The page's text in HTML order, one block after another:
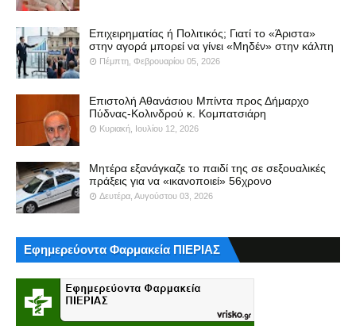
Επιχειρηματίας ή Πολιτικός; Γιατί το «Άριστα»
στην αγορά μπορεί να γίνει «Μηδέν» στην κάλπη
Πέμπτη, Φεβρουαρίου 05, 2026
Επιστολή Αθανάσιου Μπίντα προς Δήμαρχο
Πύδνας-Κολινδρού κ. Κομπατσιάρη
Κυριακή, Ιουλίου 12, 2026
Μητέρα εξανάγκαζε το παιδί της σε σεξουαλικές
πράξεις για να «ικανοποιεί» 56χρονο
Δευτέρα, Αυγούστου 03, 2026
Εφημερεύοντα Φαρμακεία ΠΙΕΡΙΑΣ